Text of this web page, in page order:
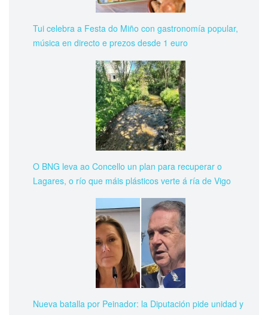
Tui celebra a Festa do Miño con gastronomía popular,
música en directo e prezos desde 1 euro
O BNG leva ao Concello un plan para recuperar o
Lagares, o río que máis plásticos verte á ría de Vigo
Nueva batalla por Peinador: la Diputación pide unidad y